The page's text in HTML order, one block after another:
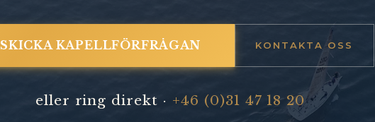
SKICKA KAPELLFÖRFRÅGAN KONTAKTA OSS
eller ring direkt · +46 (0)31 47 18 20